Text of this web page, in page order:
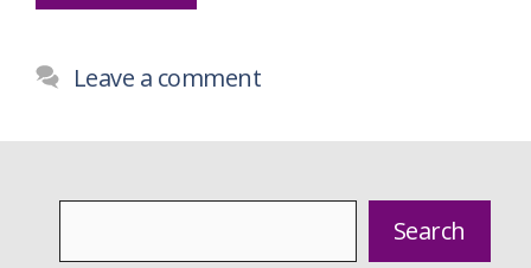
Leave a comment
Search